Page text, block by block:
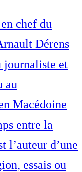
chef du
Dérens
journaliste et
au
Macédoine
entre la
l’auteur d’une
essais ou